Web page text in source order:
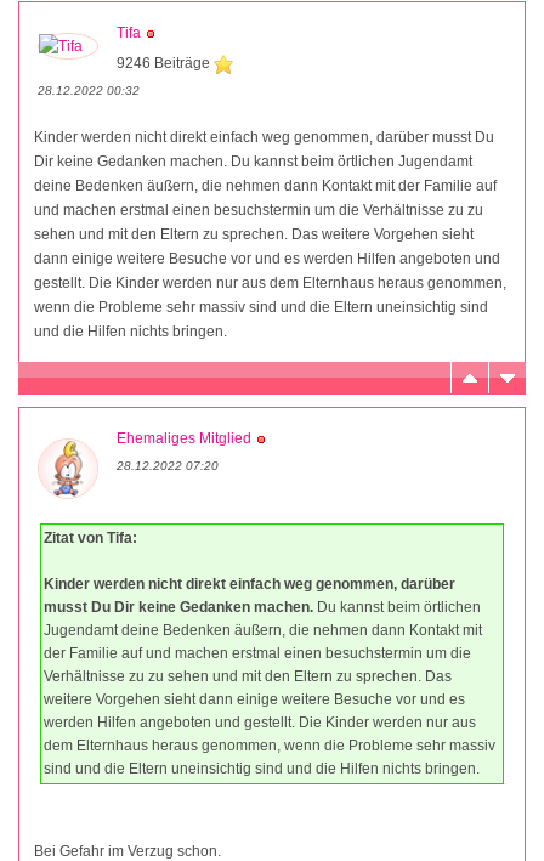
Tifa
9246 Beiträge
28.12.2022 00:32
Kinder werden nicht direkt einfach weg genommen, darüber musst Du
Dir keine Gedanken machen. Du kannst beim örtlichen Jugendamt
deine Bedenken äußern, die nehmen dann Kontakt mit der Familie auf
und machen erstmal einen besuchstermin um die Verhältnisse zu zu
sehen und mit den Eltern zu sprechen. Das weitere Vorgehen sieht
dann einige weitere Besuche vor und es werden Hilfen angeboten und
gestellt. Die Kinder werden nur aus dem Elternhaus heraus genommen,
wenn die Probleme sehr massiv sind und die Eltern uneinsichtig sind
und die Hilfen nichts bringen.
Ehemaliges Mitglied
28.12.2022 07:20
Zitat von Tifa:
Kinder werden nicht direkt einfach weg genommen, darüber
musst Du Dir keine Gedanken machen. Du kannst beim örtlichen
Jugendamt deine Bedenken äußern, die nehmen dann Kontakt mit
der Familie auf und machen erstmal einen besuchstermin um die
Verhältnisse zu zu sehen und mit den Eltern zu sprechen. Das
weitere Vorgehen sieht dann einige weitere Besuche vor und es
werden Hilfen angeboten und gestellt. Die Kinder werden nur aus
dem Elternhaus heraus genommen, wenn die Probleme sehr massiv
sind und die Eltern uneinsichtig sind und die Hilfen nichts bringen.
Bei Gefahr im Verzug schon.